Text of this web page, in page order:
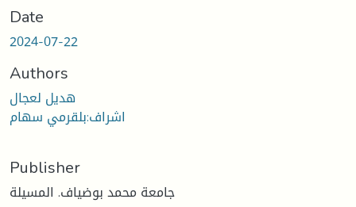
Date
2024-07-22
Authors
هديل لعجال
اشراف:بلقرمي سهام
Publisher
جامعة محمد بوضياف. المسيلة